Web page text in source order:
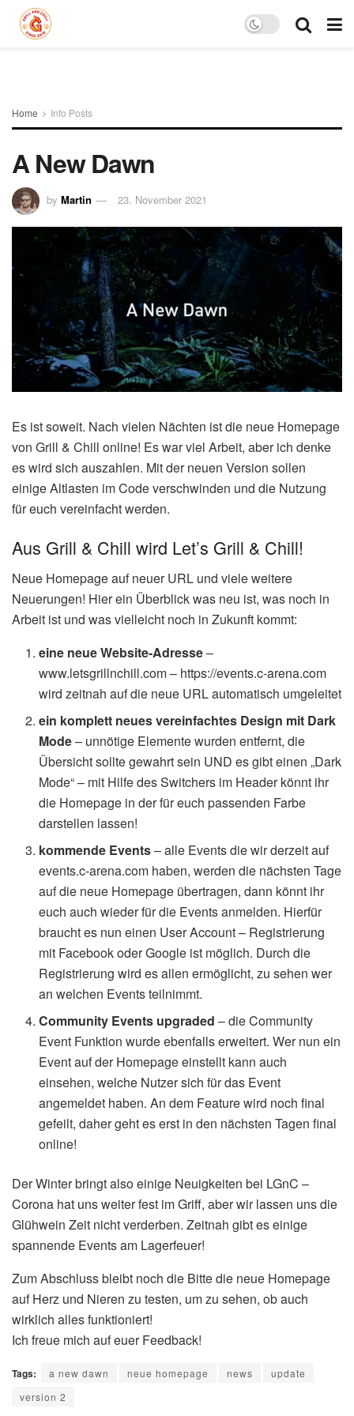
Home Info Posts
A New Dawn
by Martin 23. November 2021
Es ist soweit. Nach vielen Nächten ist die neue Homepage
von Grill & Chill online! Es war viel Arbeit, aber ich denke
es wird sich auszahlen. Mit der neuen Version sollen
einige Altlasten im Code verschwinden und die Nutzung
für euch vereinfacht werden.
Aus Grill & Chill wird Let’s Grill & Chill!
Neue Homepage auf neuer URL und viele weitere
Neuerungen! Hier ein Überblick was neu ist, was noch in
Arbeit ist und was vielleicht noch in Zukunft kommt:
eine neue Website-Adresse–
www.letsgrillnchill.com – https://events.c-arena.com
wird zeitnah auf die neue URL automatisch umgeleitet
ein komplett neues vereinfachtes Design mit Dark
Mode– unnötige Elemente wurden entfernt, die
Übersicht sollte gewahrt sein UND es gibt einen „Dark
Mode“ – mit Hilfe des Switchers im Header könnt ihr
die Homepage in der für euch passenden Farbe
darstellen lassen!
kommende Events– alle Events die wir derzeit auf
events.c-arena.com haben, werden die nächsten Tage
auf die neue Homepage übertragen, dann könnt ihr
euch auch wieder für die Events anmelden. Hierfür
braucht es nun einen User Account – Registrierung
mit Facebook oder Google ist möglich. Durch die
Registrierung wird es allen ermöglicht, zu sehen wer
an welchen Events teilnimmt.
Community Events upgraded – die Community
Event Funktion wurde ebenfalls erweitert. Wer nun ein
Event auf der Homepage einstellt kann auch
einsehen, welche Nutzer sich für das Event
angemeldet haben. An dem Feature wird noch final
gefeilt, daher geht es erst in den nächsten Tagen final
online!
Der Winter bringt also einige Neuigkeiten bei LGnC –
Corona hat uns weiter fest im Griff, aber wir lassen uns die
Glühwein Zeit nicht verderben. Zeitnah gibt es einige
spannende Events am Lagerfeuer!
Zum Abschluss bleibt noch die Bitte die neue Homepage
auf Herz und Nieren zu testen, um zu sehen, ob auch
wirklich alles funktioniert!
Ich freue mich auf euer Feedback!
Tags: a new dawn neue homepage news
update
version 2